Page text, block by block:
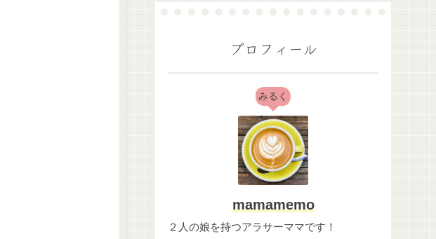
プロフィール
みるく
mamamemo
２人の娘を持つアラサーママです！